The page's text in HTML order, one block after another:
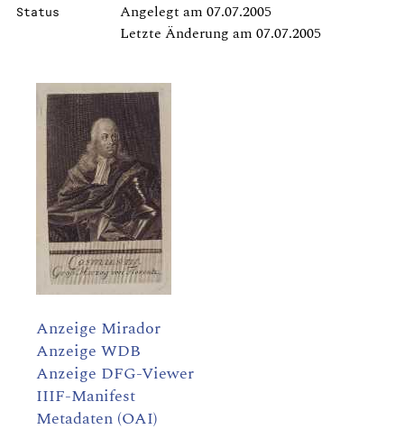
Status
Angelegt am 07.07.2005
Letzte Änderung am 07.07.2005
Anzeige Mirador
Anzeige WDB
Anzeige DFG-Viewer
IIIF-Manifest
Metadaten (OAI)